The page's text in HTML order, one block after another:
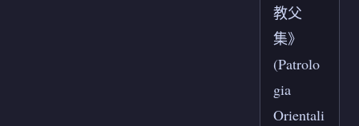
教父
集》
(Patrolo
gia
Orientali